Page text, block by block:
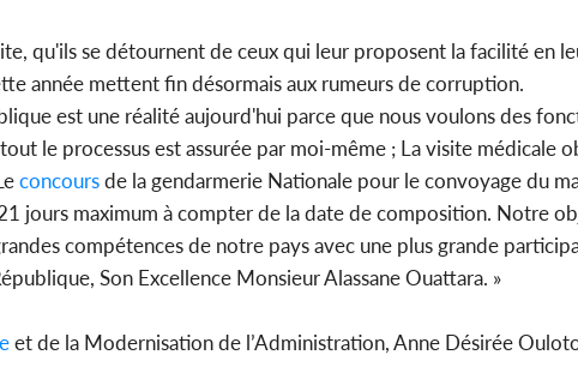
qu'ils se détournent de ceux qui leur proposent la facilité en
année mettent fin désormais aux rumeurs de corruption.
est une réalité aujourd'hui parce que nous voulons des
le processus est assurée par moi-même ; La visite médicale
concoursde la gendarmerie Nationale pour le convoyage du
jours maximum à compter de la date de composition. Notre
compétences de notre pays avec une plus grande
Son Excellence Monsieur Alassane Ouattara. »
et de la Modernisation de l’Administration, Anne Désirée